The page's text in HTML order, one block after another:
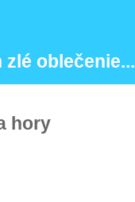
oblečenie...
hory